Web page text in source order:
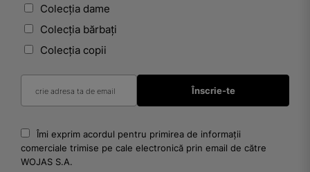
Colecția dame
Colecția bărbați
Colecția copii
Îmi exprim acordul pentru primirea de informații
comerciale trimise pe cale electronică prin email de către
WOJAS S.A.